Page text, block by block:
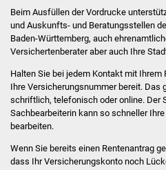
Beim Ausfüllen der Vordrucke
und Auskunfts- und Beratungsstellen
Baden-Württemberg, auch
Versichertenberateraber auch Ihre
Halten Sie bei jedem Kontakt mit
Ihre Versicherungsnummer bereit. Das
schriftlich, telefonisch oder online. Der
Sachbearbeiterin kann so schneller
bearbeiten.
Wenn Sie bereits einen Rentenantrag
dass Ihr Versicherungskonto noch